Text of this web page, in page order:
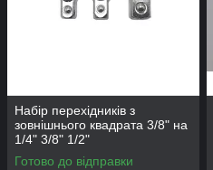
Набір перехідників з
зовнішнього квадрата 3/8" на
1/4" 3/8" 1/2"
Готово до відправки